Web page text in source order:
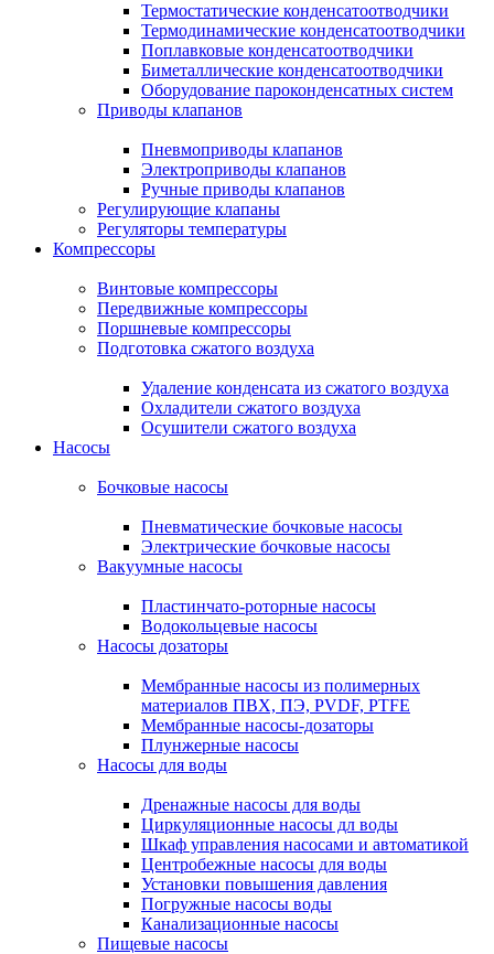
Термостатические конденсатоотводчики
Термодинамические конденсатоотводчики
Поплавковые конденсатоотводчики
Биметаллические конденсатоотводчики
Оборудование пароконденсатных систем
Приводы клапанов
Пневмоприводы клапанов
Электроприводы клапанов
Ручные приводы клапанов
Регулирующие клапаны
Регуляторы температуры
Компрессоры
Винтовые компрессоры
Передвижные компрессоры
Поршневые компрессоры
Подготовка сжатого воздуха
Удаление конденсата из сжатого воздуха
Охладители сжатого воздуха
Осушители сжатого воздуха
Насосы
Бочковые насосы
Пневматические бочковые насосы
Электрические бочковые насосы
Вакуумные насосы
Пластинчато-роторные насосы
Водокольцевые насосы
Насосы дозаторы
Мембранные насосы из полимерных
материалов ПВХ, ПЭ, PVDF, PTFE
Мембранные насосы-дозаторы
Плунжерные насосы
Насосы для воды
Дренажные насосы для воды
Циркуляционные насосы дл воды
Шкаф управления насосами и автоматикой
Центробежные насосы для воды
Установки повышения давления
Погружные насосы воды
Канализационные насосы
Пищевые насосы